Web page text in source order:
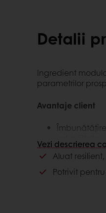
Detalii
Ingredient
parametrilor
Avantaje client
Ajută la
Avantaje
Vezi descrierea
Aluat
Potrivit